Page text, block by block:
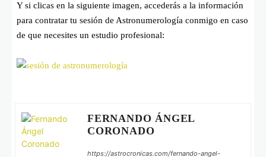
Y si clicas en la siguiente imagen, accederás a la información
para contratar tu sesión de Astronumerología conmigo en caso
de que necesites un estudio profesional:
FERNANDO ÁNGEL
CORONADO
https://astrocronicas.com/fernando-angel-